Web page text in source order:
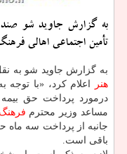
به گزارش جاوید شو
تأمین اجتماعی اهالی
به گزارش جاوید شو به
هنر
اعلام كرد، «با توجه
درمورد پرداخت حق بیمه
مساعد وزیر محترم فرهنگ
جانبه از پرداخت سه ماه
باقی است.